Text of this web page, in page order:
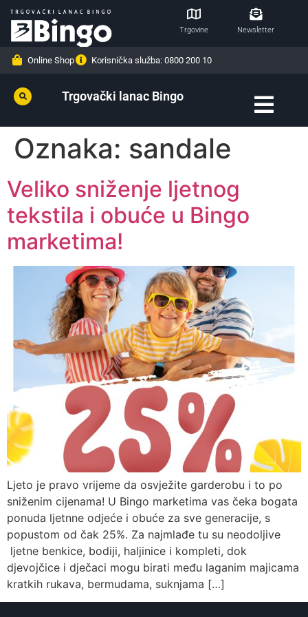
Trgovine Newsletter
Online Shop Korisnička služba: 0800 200 10
Trgovački lanac Bingo
Oznaka: sandale
Veliko sniženje ljetnog
tekstila i obuće u Bingo
marketima!
Ljeto je pravo vrijeme da osvježite garderobu i to po
sniženim cijenama! U Bingo marketima vas čeka bogata
ponuda ljetnne odjeće i obuće za sve generacije, s
popustom od čak 25%. Za najmlađe tu su neodoljive
ljetne benkice, bodiji, haljinice i kompleti, dok
djevojčice i dječaci mogu birati među laganim majicama
kratkih rukava, bermudama, suknjama […]